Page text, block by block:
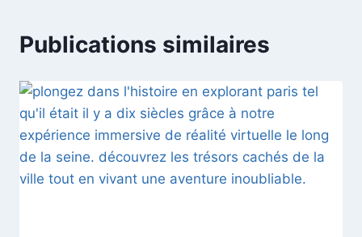
Publications similaires